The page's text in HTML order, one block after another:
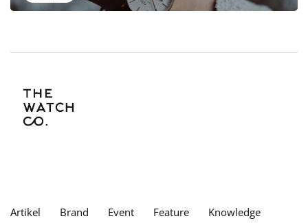
Artikel Brand Event Feature Knowledge